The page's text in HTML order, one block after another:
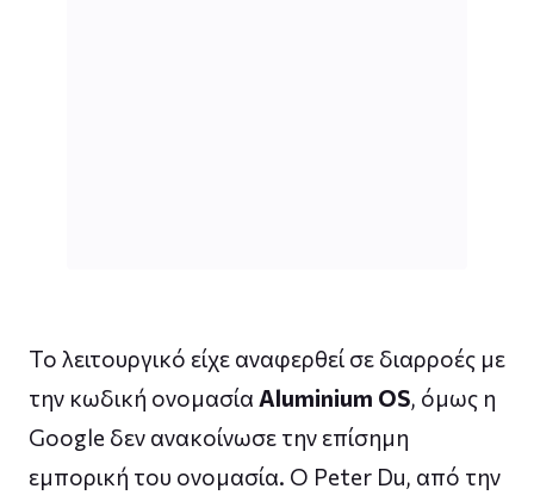
Το λειτουργικό είχε αναφερθεί σε διαρροές με
την κωδική ονομασία Aluminium OS, όμως η
Google δεν ανακοίνωσε την επίσημη
εμπορική του ονομασία. Ο Peter Du, από την